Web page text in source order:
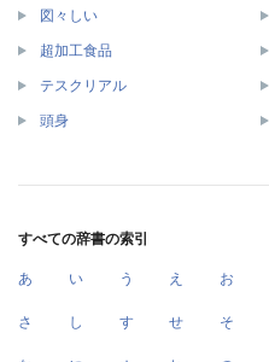
図々しい
超加工食品
テスクリアル
頭身
すべての辞書の索引
あ い う え お
さ し す せ そ